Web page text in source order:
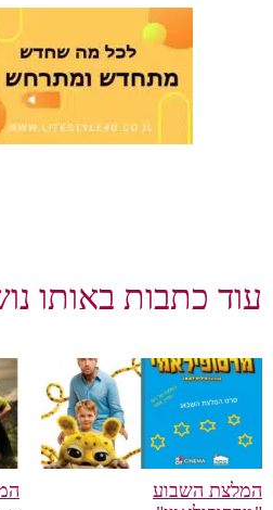
עוד כתבות באותו
המלצת השבוע